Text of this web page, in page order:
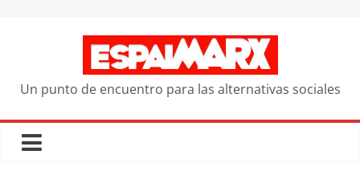
Un punto de encuentro para las alternativas sociales